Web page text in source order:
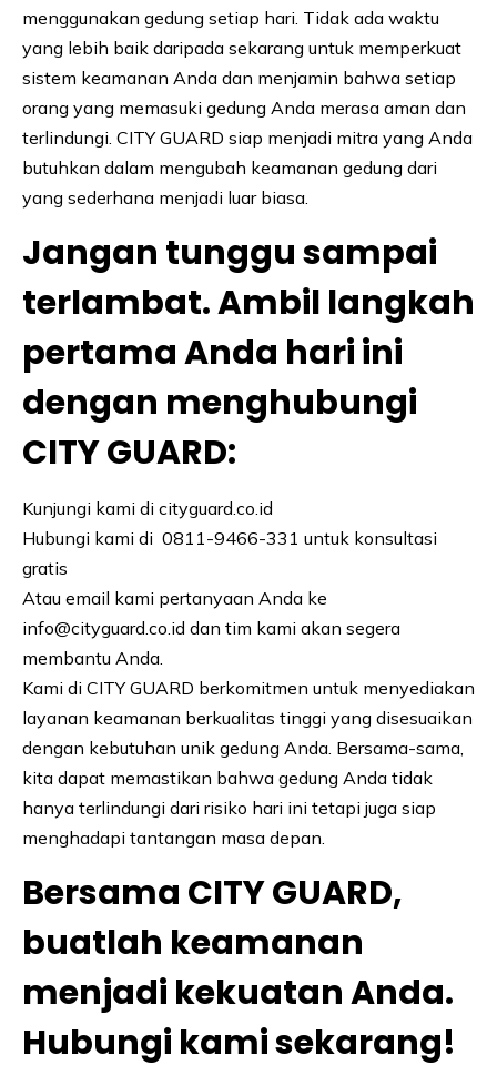
menggunakan gedung setiap hari. Tidak ada waktu
yang lebih baik daripada sekarang untuk memperkuat
sistem keamanan Anda dan menjamin bahwa setiap
orang yang memasuki gedung Anda merasa aman dan
terlindungi. CITY GUARD siap menjadi mitra yang Anda
butuhkan dalam mengubah keamanan gedung dari
yang sederhana menjadi luar biasa.
Jangan tunggu sampai
terlambat. Ambil langkah
pertama Anda hari ini
dengan menghubungi
CITY GUARD:
Kunjungi kami di cityguard.co.id
Hubungi kami di 0811-9466-331 untuk konsultasi
gratis
Atau email kami pertanyaan Anda ke
info@cityguard.co.id dan tim kami akan segera
membantu Anda.
Kami di CITY GUARD berkomitmen untuk menyediakan
layanan keamanan berkualitas tinggi yang disesuaikan
dengan kebutuhan unik gedung Anda. Bersama-sama,
kita dapat memastikan bahwa gedung Anda tidak
hanya terlindungi dari risiko hari ini tetapi juga siap
menghadapi tantangan masa depan.
Bersama CITY GUARD,
buatlah keamanan
menjadi kekuatan Anda.
Hubungi kami sekarang!